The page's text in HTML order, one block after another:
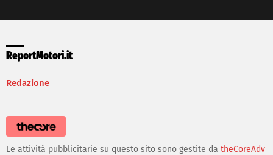
ReportMotori.it
Redazione
Le attività pubblicitarie su questo sito sono gestite da theCoreAdv